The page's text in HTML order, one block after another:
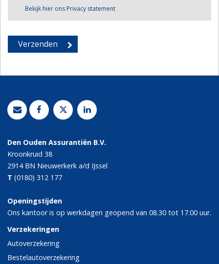
Bekijk hier ons Privacy statement
Den Ouden Assurantiën B.V.
Kroonkruid 38
2914 BN Nieuwerkerk a/d IJssel
T (0180) 312 177
Openingstijden
Ons kantoor is op werkdagen geopend van 08.30 tot 17.00 uur.
Verzekeringen
Autoverzekering
Bestelautoverzekering